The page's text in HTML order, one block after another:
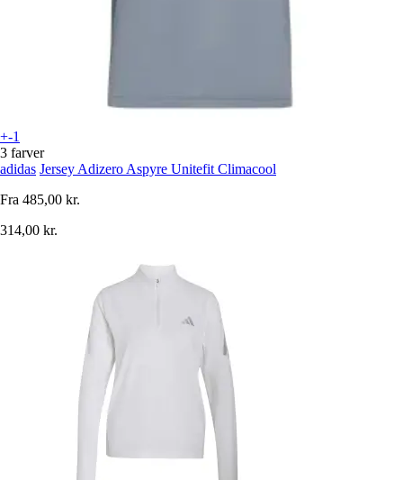
+-1
3 farver
adidas Jersey Adizero Aspyre Unitefit Climacool
Fra 485,00 kr.
314,00 kr.